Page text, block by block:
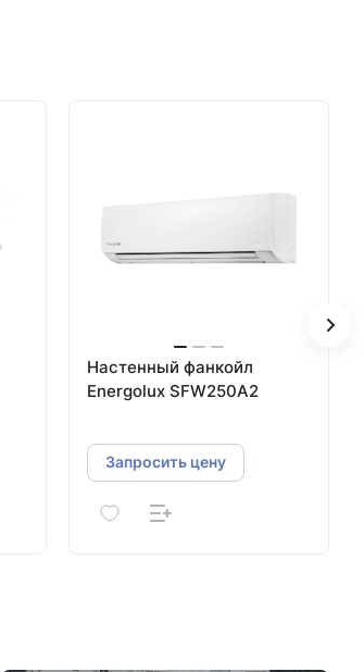
Настенный фанкойл
Energolux SFW250A2
Запросить цену